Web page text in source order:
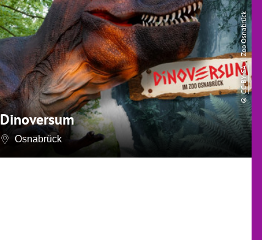
Dinoversum
Osnabrück
©
CC-BY-SA
| Zoo Osnabrück